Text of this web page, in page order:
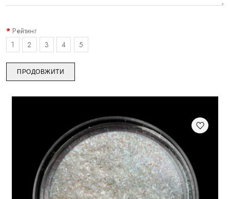
Рейтинг
1
2 3 4 5
ПРОДОВЖИТИ